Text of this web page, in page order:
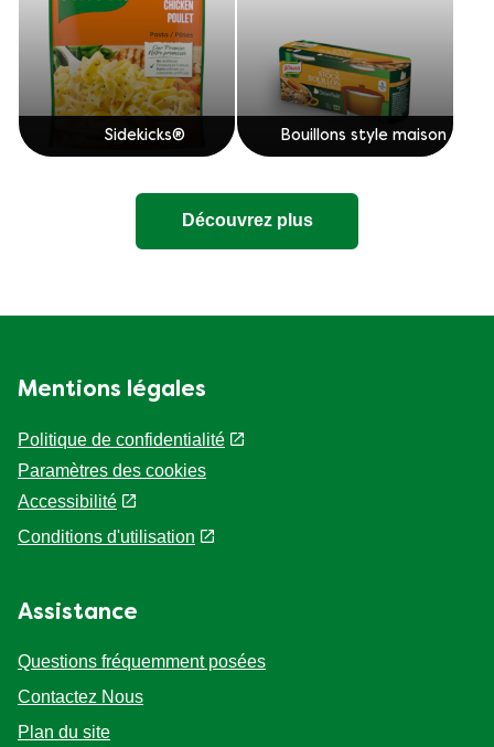
Sidekicks® Bouillons style maison
Découvrez plus
Mentions légales
Politique de confidentialité
Paramètres des cookies
Accessibilité
Conditions d'utilisation
Assistance
Questions fréquemment posées
Contactez Nous
Plan du site